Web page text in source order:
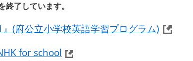
了しています。
(府公立小学校英語学習プログラム)
for school